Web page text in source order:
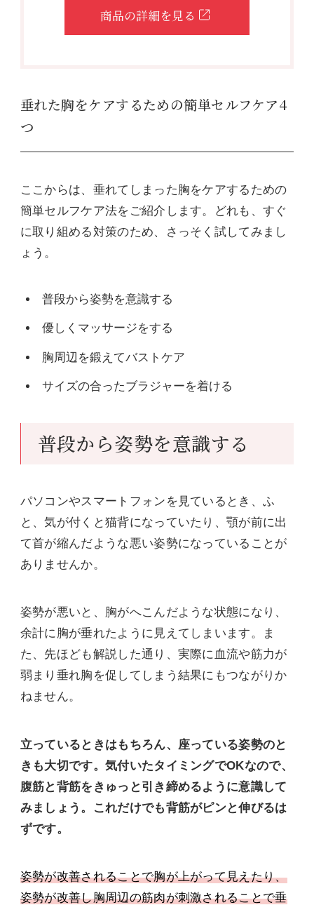
商品の詳細を見る
垂れた胸をケアするための簡単セルフケア4
つ
ここからは、垂れてしまった胸をケアするための
簡単セルフケア法をご紹介します。どれも、すぐ
に取り組める対策のため、さっそく試してみまし
ょう。
普段から姿勢を意識する
優しくマッサージをする
胸周辺を鍛えてバストケア
サイズの合ったブラジャーを着ける
普段から姿勢を意識する
パソコンやスマートフォンを見ているとき、ふ
と、気が付くと猫背になっていたり、顎が前に出
て首が縮んだような悪い姿勢になっていることが
ありませんか。
姿勢が悪いと、胸がへこんだような状態になり、
余計に胸が垂れたように見えてしまいます。ま
た、先ほども解説した通り、実際に血流や筋力が
弱まり垂れ胸を促してしまう結果にもつながりか
ねません。
立っているときはもちろん、座っている姿勢のと
きも大切です。気付いたタイミングでOKなので、
腹筋と背筋をきゅっと引き締めるように意識して
みましょう。これだけでも背筋がピンと伸びるは
ずです。
姿勢が改善されることで胸が上がって見えたり、
姿勢が改善し胸周辺の筋肉が刺激されることで垂